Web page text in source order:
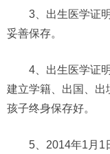
3、出生医学证
妥善保存。
4、出生医学证
建立学籍、出国、出
孩子终身保存好。
5、2014年1月1